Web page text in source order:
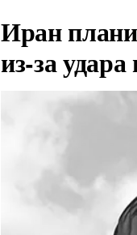
Иран
из-за удара